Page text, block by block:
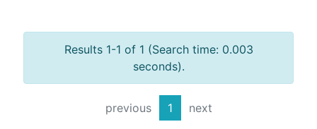
Results 1-1 of 1 (Search time: 0.003
seconds).
previous 1 next